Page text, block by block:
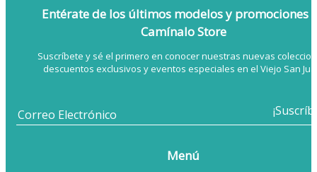
Entérate de los últimos modelosy promociones
Camínalo Store
Suscríbete y sé el primero en conocer nuestras nuevas
descuentos exclusivos y eventos especiales en el Viejo San
Menú